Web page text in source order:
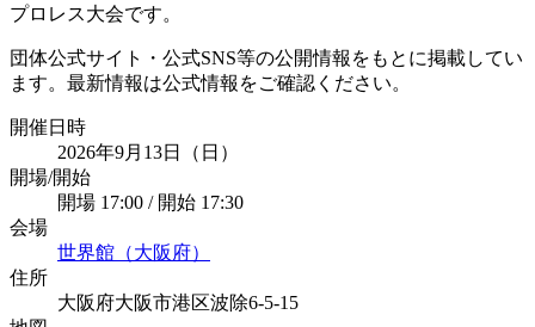
プロレス大会です。
団体公式サイト・公式SNS等の公開情報をもとに掲載してい
ます。最新情報は公式情報をご確認ください。
開催日時
2026年9月13日（日）
開場/開始
開場 17:00 / 開始 17:30
会場
世界館（大阪府）
住所
大阪府大阪市港区波除6-5-15